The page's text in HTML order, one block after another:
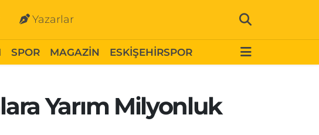
Yazarlar
SPOR MAGAZİN ESKİŞEHİRSPOR
Yarım Milyonluk